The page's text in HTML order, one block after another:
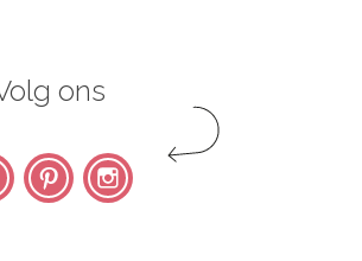
ons
FacebookPinterest Instagram